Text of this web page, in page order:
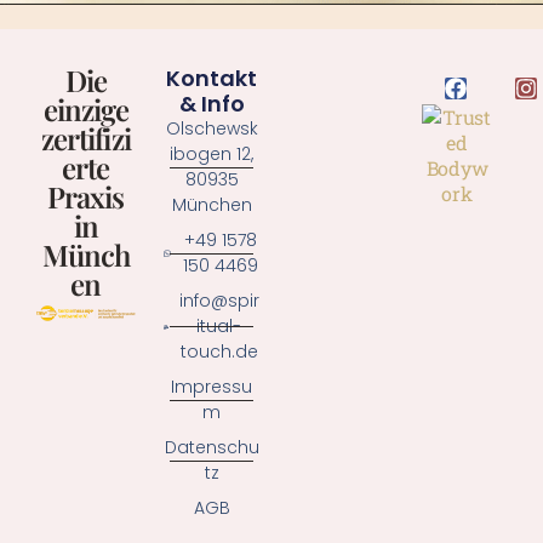
Die
einzige
zertifizi
erte
Praxis
in
Münch
en
Kontakt
& Info
Olschewsk
ibogen 12,
80935
München
+49 1578
150 4469
info@spir
itual-
touch.de
Impressu
m
Datenschu
tz
AGB